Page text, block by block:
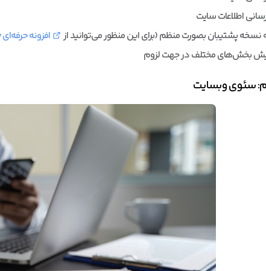
اطلاعات سایت
نسخه پشتیبان بصورت منظم (برای این منظور می‌توانید از
افزونه حرفه‌ای Backup Buddy
بخش‌های مختلف در جهت لزوم
سئوی وبسایت